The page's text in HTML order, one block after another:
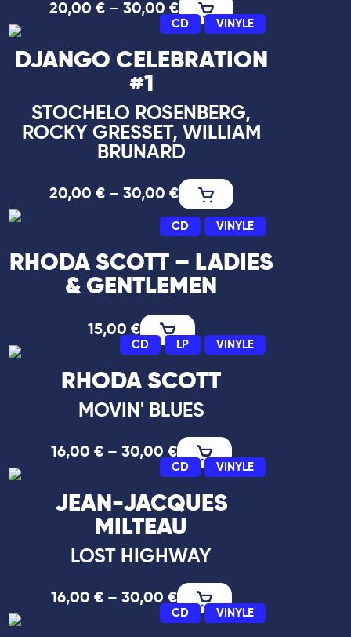
20,00 € – 30,00 €
CD VINYLE
DJANGO CELEBRATION
#1
STOCHELO ROSENBERG,
ROCKY GRESSET, WILLIAM
BRUNARD
20,00 € – 30,00 €
CD VINYLE
RHODA SCOTT – LADIES
& GENTLEMEN
15,00 €
CD LP VINYLE
RHODA SCOTT
MOVIN' BLUES
16,00 € – 30,00 €
CD VINYLE
JEAN-JACQUES
MILTEAU
LOST HIGHWAY
16,00 € – 30,00 €
CD VINYLE